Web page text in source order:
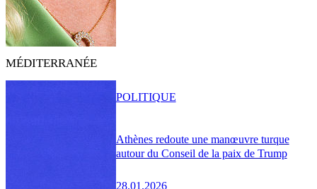
MÉDITERRANÉE
Athènes redoute une manœuvre turque
autour du Conseil de la paix de Trump
28.01.2026
POLITIQUE